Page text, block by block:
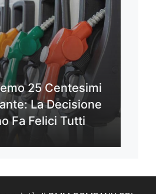
25 Centesimi
La Decisione
Fa Felici Tutti